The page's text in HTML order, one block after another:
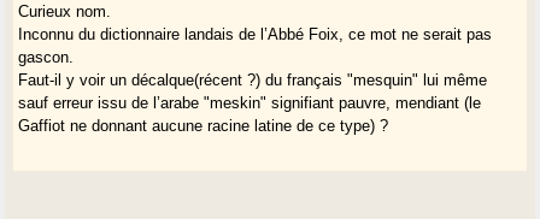
Curieux nom.
Inconnu du dictionnaire landais de l’Abbé Foix, ce mot ne serait pas
gascon.
Faut-il y voir un décalque(récent ?) du français "mesquin" lui même
sauf erreur issu de l’arabe "meskin" signifiant pauvre, mendiant (le
Gaffiot ne donnant aucune racine latine de ce type) ?